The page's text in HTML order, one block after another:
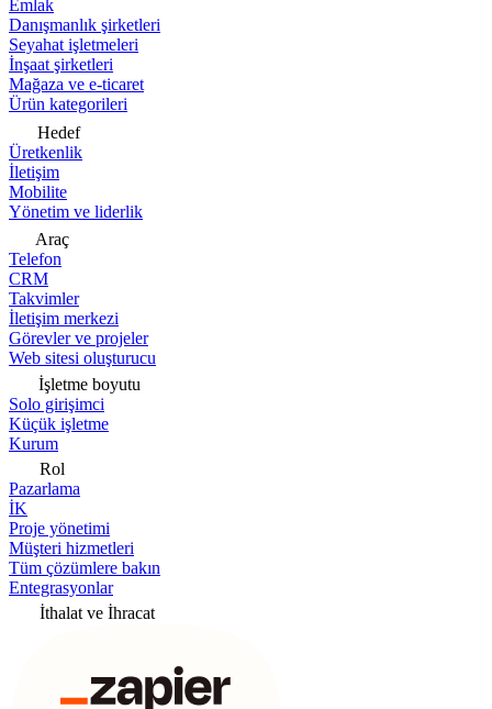
Emlak
Danışmanlık şirketleri
Seyahat işletmeleri
İnşaat şirketleri
Mağaza ve e-ticaret
Ürün kategorileri
Hedef
Üretkenlik
İletişim
Mobilite
Yönetim ve liderlik
Araç
Telefon
CRM
Takvimler
İletişim merkezi
Görevler ve projeler
Web sitesi oluşturucu
İşletme boyutu
Solo girişimci
Küçük işletme
Kurum
Rol
Pazarlama
İK
Proje yönetimi
Müşteri hizmetleri
Tüm çözümlere bakın
Entegrasyonlar
İthalat ve İhracat